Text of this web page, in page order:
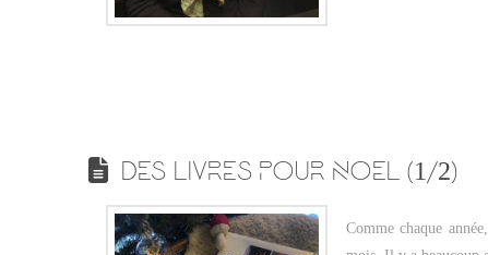
DES LIVRES POUR NOEL (1/2)
Comme chaque